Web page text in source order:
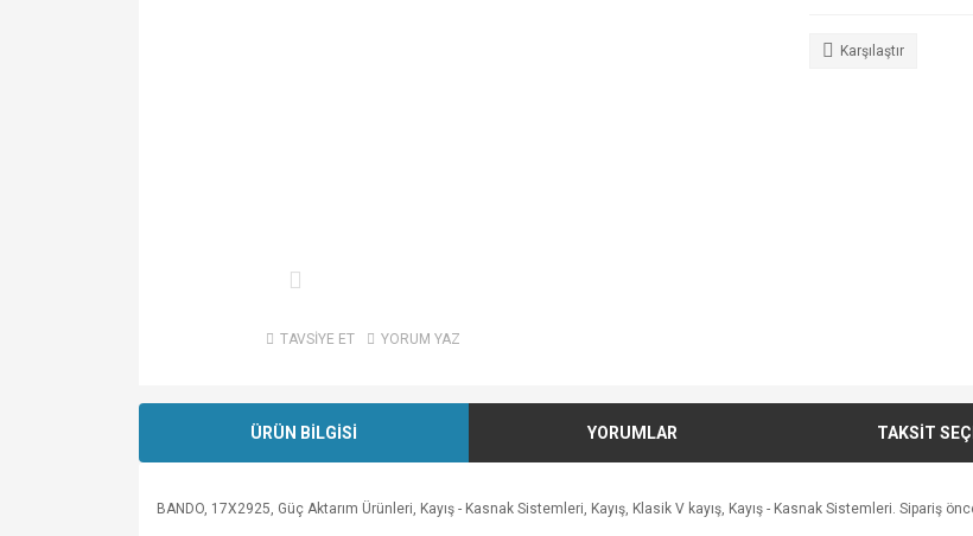
TAVSİYE ET YORUM YAZ
Karşılaştır
ÜRÜN BİLGİSİ YORUMLAR TAKSİT
BANDO, 17X2925, Güç Aktarım Ürünleri, Kayış - Kasnak Sistemleri, Kayış, Klasik V kayış, Kayış - Kasnak Sistemleri. Sipariş